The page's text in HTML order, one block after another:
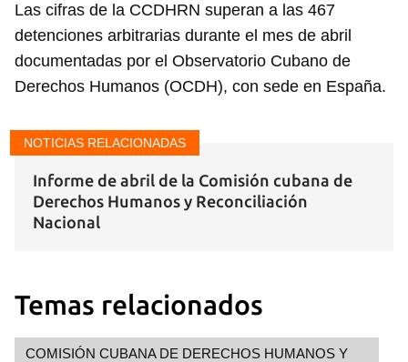
Guardar como favorito
Las cifras de la CCDHRN superan a las 467
detenciones arbitrarias durante el mes de abril
documentadas por el Observatorio Cubano de
Derechos Humanos (OCDH), con sede en España.
NOTICIAS RELACIONADAS
Informe de abril de la Comisión cubana de
Derechos Humanos y Reconciliación
Nacional
Temas relacionados
COMISIÓN CUBANA DE DERECHOS HUMANOS Y